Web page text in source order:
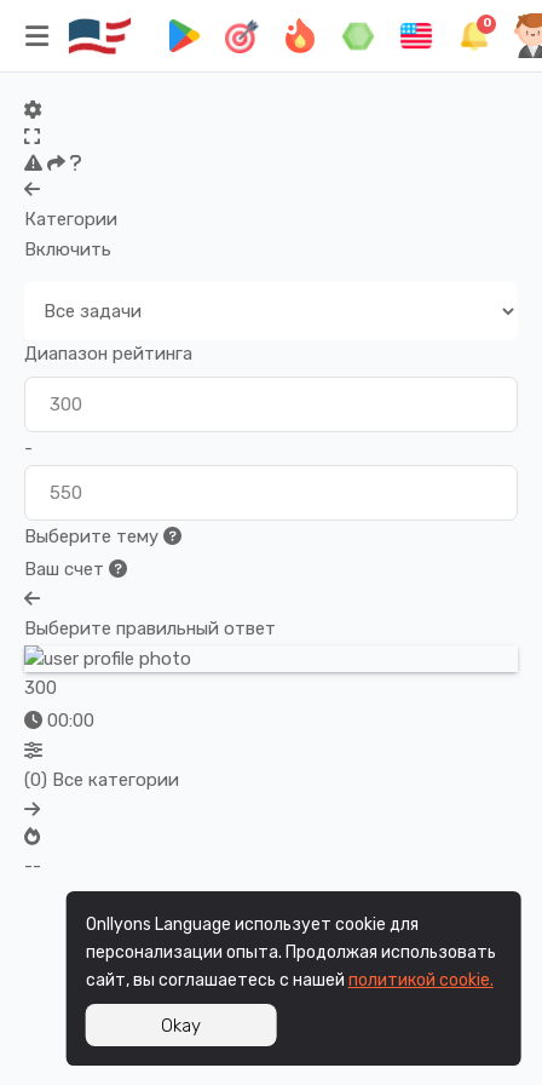
0
Onllyons Language использует cookie для
персонализации опыта. Продолжая использовать
сайт, вы соглашаетесь с нашей политикой cookie.
Okay
Категории
Включить
Диапазон рейтинга
-
Выберите тему
Ваш счет
Выберите правильный ответ
300
00:00
(0) Все категории
--